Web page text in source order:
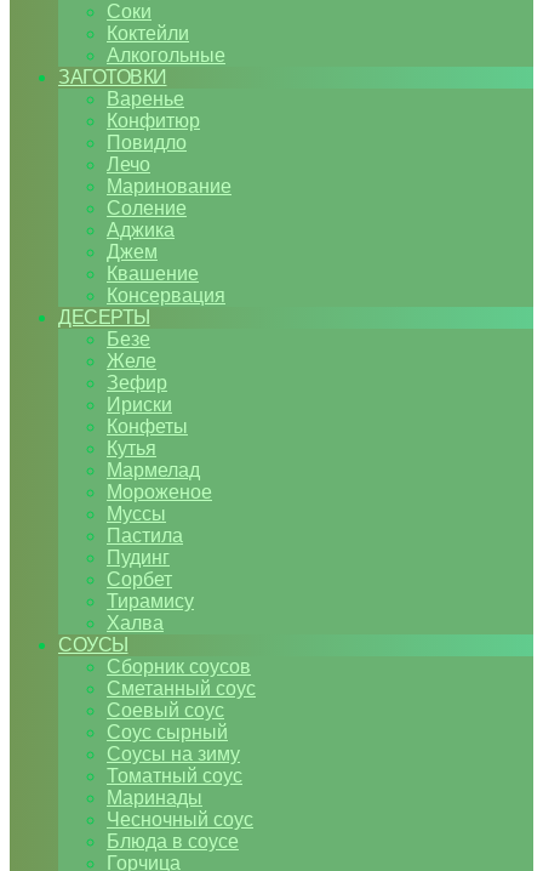
Соки
Коктейли
Алкогольные
ЗАГОТОВКИ
Варенье
Конфитюр
Повидло
Лечо
Маринование
Соление
Аджика
Джем
Квашение
Консервация
ДЕСЕРТЫ
Безе
Желе
Зефир
Ириски
Конфеты
Кутья
Мармелад
Мороженое
Муссы
Пастила
Пудинг
Сорбет
Тирамису
Халва
СОУСЫ
Сборник соусов
Сметанный соус
Соевый соус
Соус сырный
Соусы на зиму
Томатный соус
Маринады
Чесночный соус
Блюда в соусе
Горчица